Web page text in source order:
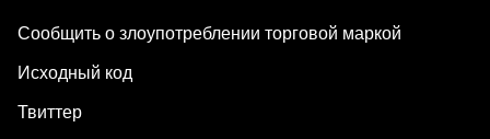
Сообщить о злоупотреблении торговой маркой
Исходный код
Твиттер